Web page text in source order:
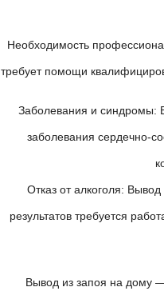
Необходимость
требует помощи
Заболевания и синдромы:
заболевания сердечно-
Отказ от алкоголя:
результатов требуется
Вывод из запоя на дому